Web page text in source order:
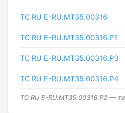
ТС RU Е-RU.МТ35.00316
ТС RU Е-RU.МТ35.00316.Р1
ТС RU Е-RU.МТ35.00316.Р3
ТС RU Е-RU.МТ35.00316.Р4
ТС RU Е-RU.МТ35.00316.Р2 —